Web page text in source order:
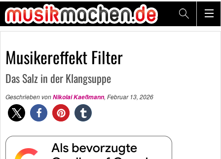
Musikereffekt Filter
Das Salz in der Klangsuppe
Geschrieben vonNikolai Kaeßmann, Februar 13, 2026